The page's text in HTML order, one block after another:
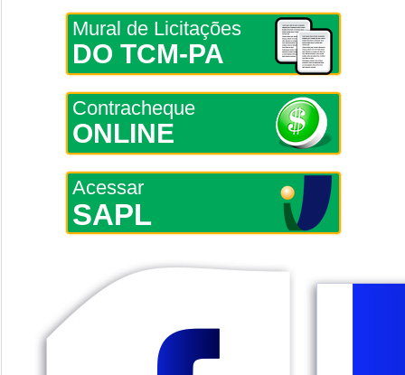
Mural de Licitações
DO TCM-PA
Contracheque
ONLINE
Acessar
SAPL